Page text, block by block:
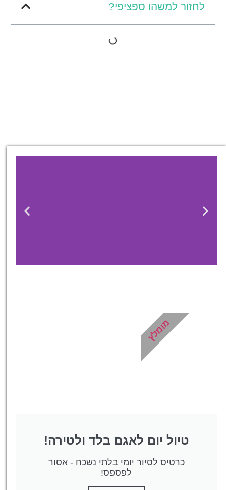
לחזור למשהו ספציפי?
טיול יום לאגם בלד ולטירה!
כרטיס לסיור יומי בלתי נשכח - אסור
לפספס!
מומלץ